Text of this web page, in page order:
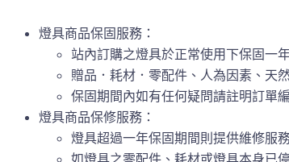
燈具商品保固服務：
站內訂購之燈具於正常使用下保固一
贈品．耗材．零配件、人為因素、天
保固期間內如有任何疑問請註明訂單
燈具商品保修服務：
燈具超過一年保固期間則提供維修服
如燈具之零配件、耗材或燈具本身已